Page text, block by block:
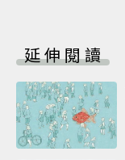
延伸閱讀